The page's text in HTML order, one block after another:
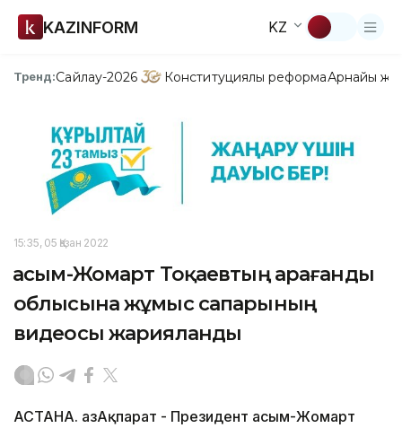
KAZINFORM KZ
Тренд:Сайлау-2026 Конституциялық реформаАрнайы
15:35, 05 Қазан 2022
Қасым-Жомарт Тоқаевтың Қарағанды
облысына жұмыс сапарының
видеосы жарияланды
АСТАНА. ҚазАқпарат - Президент Қасым-Жомарт